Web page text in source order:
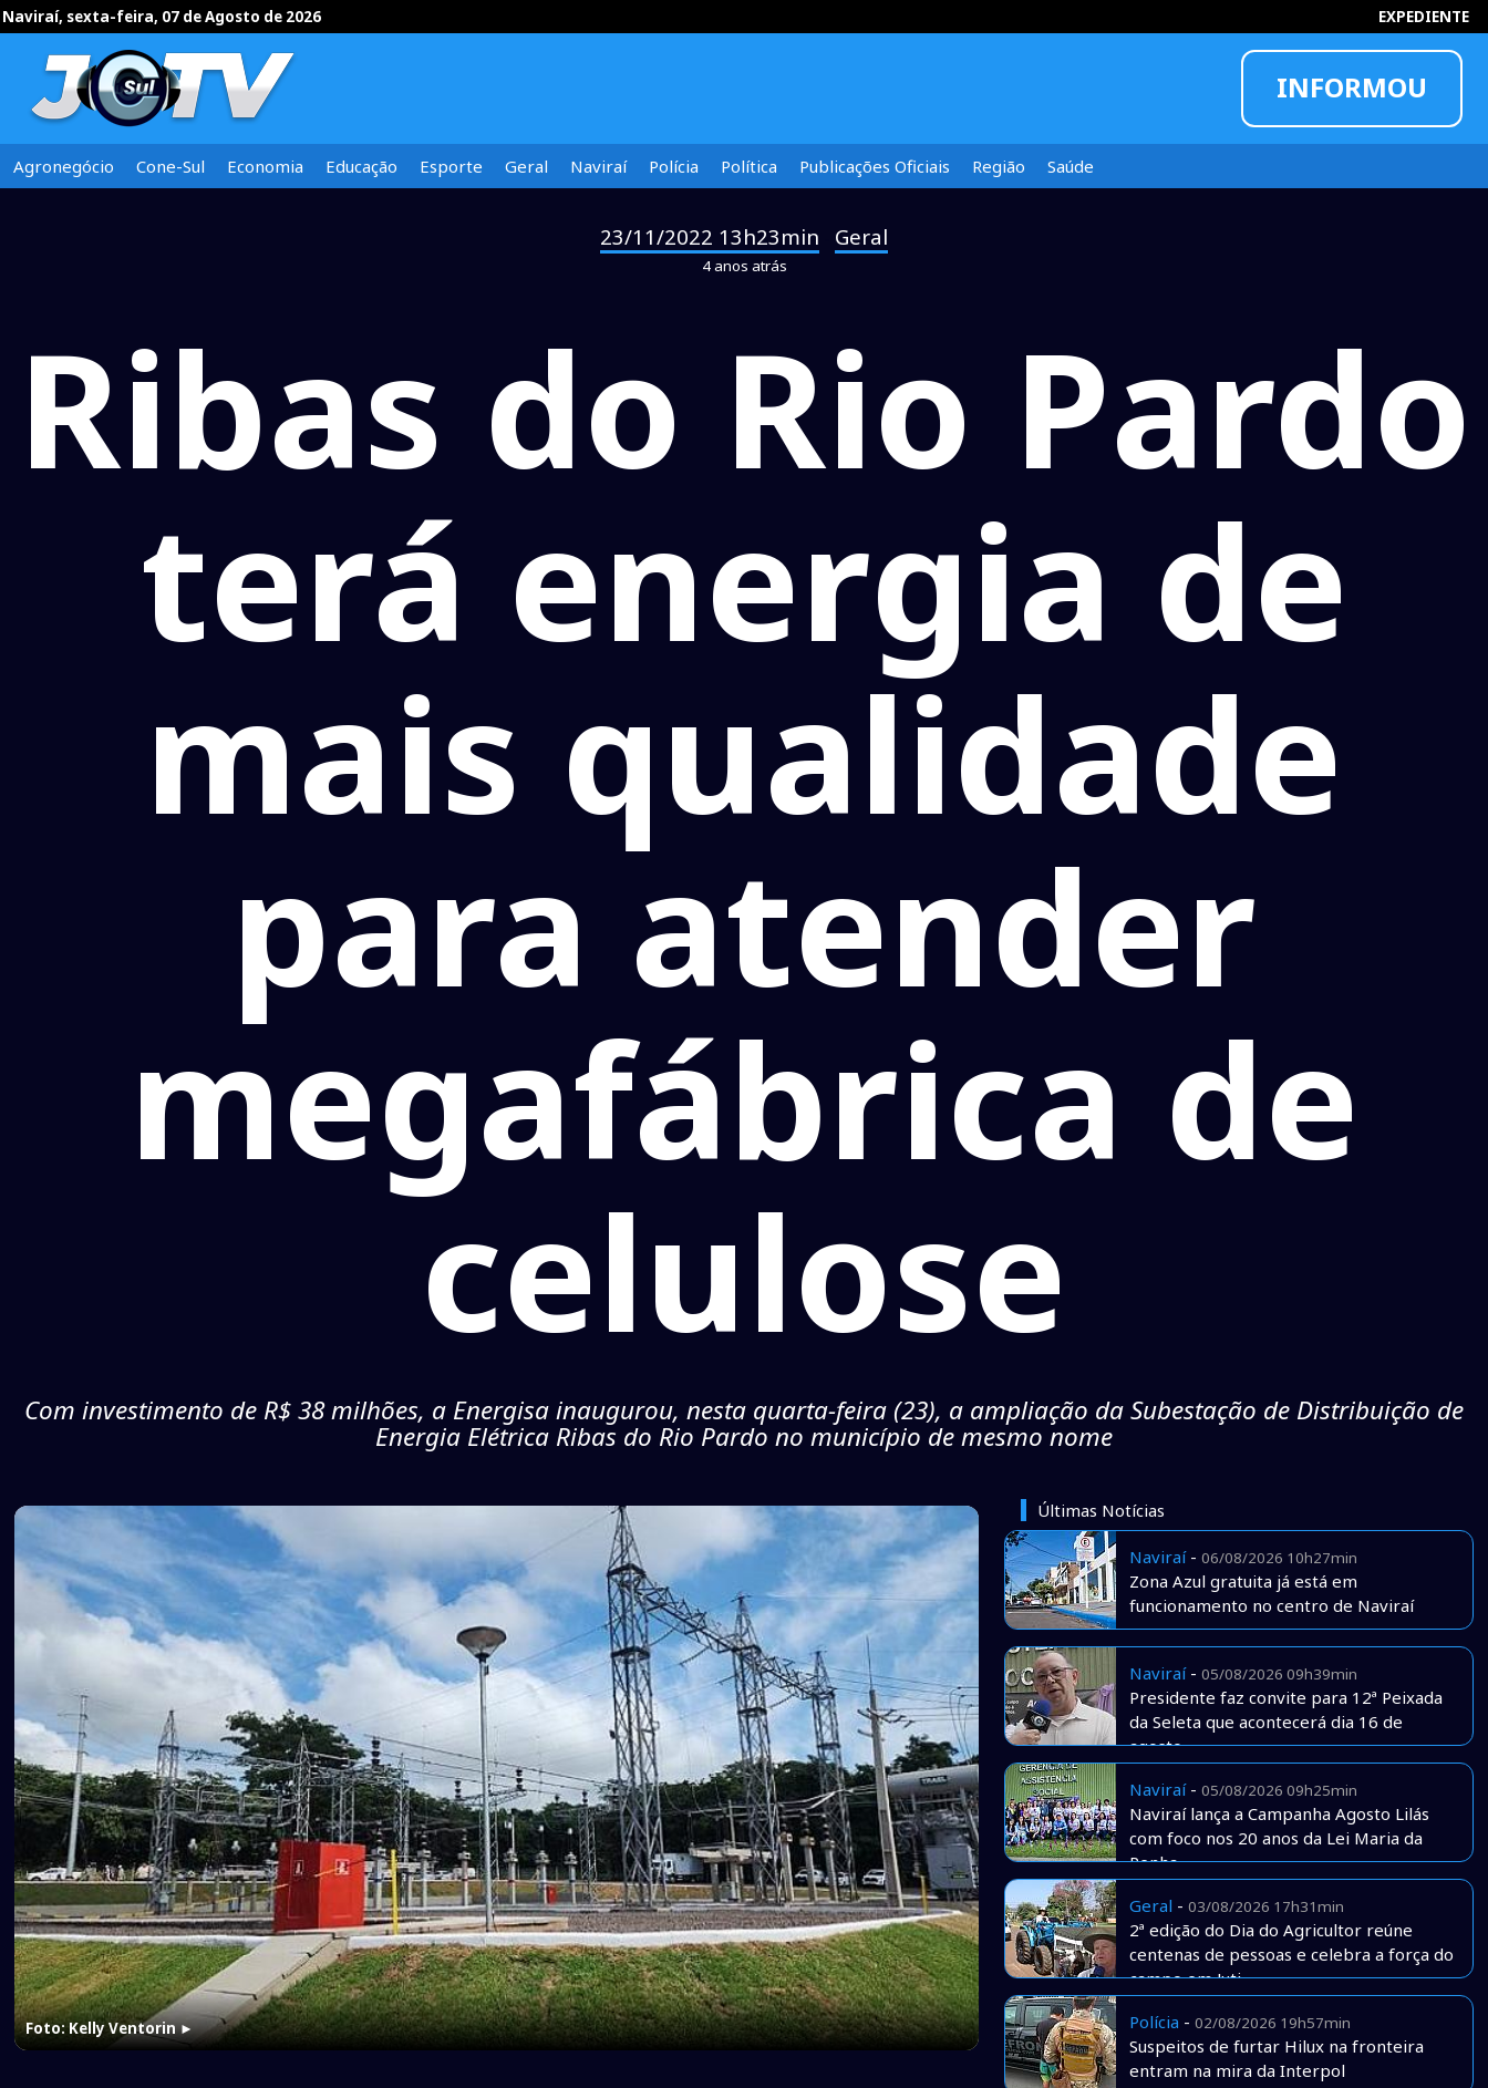
Naviraí, sexta-feira, 07 de Agosto de 2026 EXPEDIENTE
INFORMOU
Agronegócio Cone-Sul Economia Educação Esporte Geral Naviraí Polícia Política Publicações Oficiais Região Saúde
23/11/2022 13h23min Geral
4 anos atrás
Ribas do Rio Pardo
terá energia de
mais qualidade
para atender
megafábrica de
celulose
Com investimento de R$ 38 milhões, a Energisa inaugurou, nesta quarta-feira (23), a ampliação da Subestação de Distribuição de
Energia Elétrica Ribas do Rio Pardo no município de mesmo nome
Foto: Kelly Ventorin►
Últimas Notícias
Naviraí- 06/08/2026 10h27min
Zona Azul gratuita já está em
funcionamento no centro de Naviraí
Naviraí- 05/08/2026 09h39min
Presidente faz convite para 12ª Peixada
da Seleta que acontecerá dia 16 de
agosto
Naviraí- 05/08/2026 09h25min
Naviraí lança a Campanha Agosto Lilás
com foco nos 20 anos da Lei Maria da
Penha
Geral - 03/08/2026 17h31min
2ª edição do Dia do Agricultor reúne
centenas de pessoas e celebra a força do
campo em Juti
Polícia - 02/08/2026 19h57min
Suspeitos de furtar Hilux na fronteira
entram na mira da Interpol